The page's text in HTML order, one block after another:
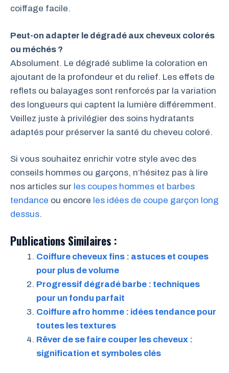
coiffage facile.
Peut-on adapter le dégradé aux cheveux colorés
ou méchés ?
Absolument. Le dégradé sublime la coloration en
ajoutant de la profondeur et du relief. Les effets de
reflets ou balayages sont renforcés par la variation
des longueurs qui captent la lumière différemment.
Veillez juste à privilégier des soins hydratants
adaptés pour préserver la santé du cheveu coloré.
Si vous souhaitez enrichir votre style avec des
conseils hommes ou garçons, n’hésitez pas à lire
nos articles sur les coupes hommes et barbes
tendance ou encore les idées de coupe garçon long
dessus.
Publications Similaires :
Coiffure cheveux fins : astuces et coupes
pour plus de volume
Progressif dégradé barbe : techniques
pour un fondu parfait
Coiffure afro homme : idées tendance pour
toutes les textures
Rêver de se faire couper les cheveux :
signification et symboles clés